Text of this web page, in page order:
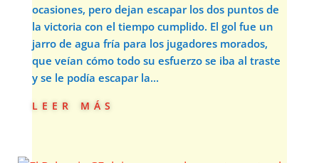
ocasiones, pero dejan escapar los dos puntos de
la victoria con el tiempo cumplido. El gol fue un
jarro de agua fría para los jugadores morados,
que veían cómo todo su esfuerzo se iba al traste
y se le podía escapar la...
leer más